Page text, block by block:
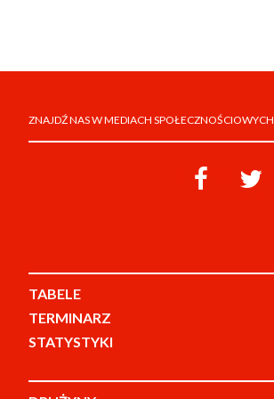
ZNAJDŹ NAS W MEDIACH SPOŁECZNOŚCIOWYCH
TABELE
TERMINARZ
STATYSTYKI